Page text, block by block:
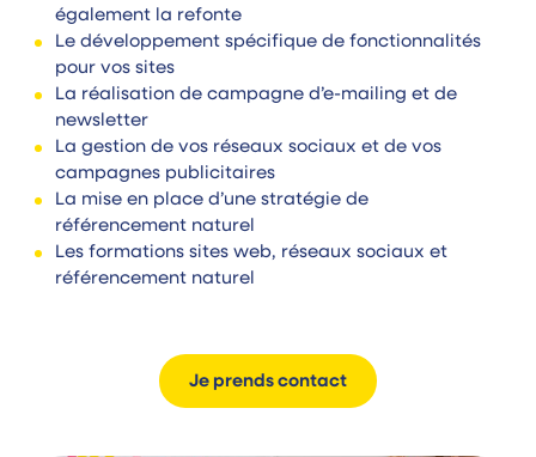
également la refonte
Le développement spécifique de fonctionnalités
pour vos sites
La réalisation de campagne d’e-mailing et de
newsletter
La gestion de vos réseaux sociaux et de vos
campagnes publicitaires
La mise en place d’une stratégie de
référencement naturel
Les formations sites web, réseaux sociaux et
référencement naturel
Je prends contact